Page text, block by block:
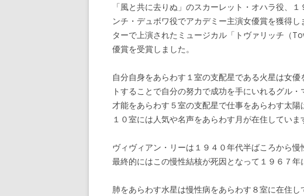
「風と共に去りぬ」のスカーレット・オハラ役、
ンチ・デュボワ役でアカデミー主演女優賞を獲得
ターで上演されたミュージカル「トヴァリッチ（
優賞を受賞しました。
自分自身をあらわす１室の支配星である火星は女
トすることで自分の努力で成功を手にいれるグル
才能をあらわす５室の支配星で仕事をあらわす太
１０室には人気や名声をあらわす月が在住していま
ヴィヴィアン・リーは１９４０年代半ばころから慢
最終的にはこの慢性結核が死因となって１９６７年
肺をあらわす水星は慢性病をあらわす８室に在住